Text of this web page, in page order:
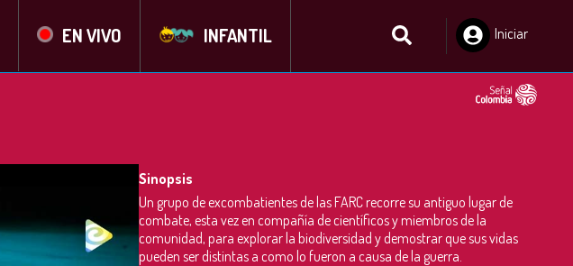
EN VIVO INFANTIL
Iniciar
Sinopsis
Un grupo de excombatientes de las FARC recorre su antiguo lugar de
combate, esta vez en compañía de científicos y miembros de la
comunidad, para explorar la biodiversidad y demostrar que sus vidas
pueden ser distintas a como lo fueron a causa de la guerra.